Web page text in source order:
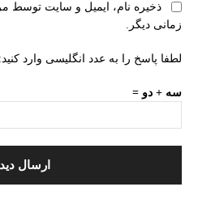
ذخیره نام، ایمیل و سایت توسط
زمانی دیگر.
لطفا پاسخ را به عدد انگلیسی وارد کنید:
سه + دو =